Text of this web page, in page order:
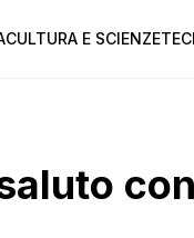
CULTURA E SCIENZE